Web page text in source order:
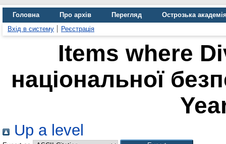
Головна Про архів Перегляд
Острозька
Вхід в систему
Реєстрація
Items where
національної
Up a level